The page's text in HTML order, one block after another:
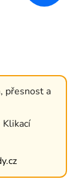
přesnost a